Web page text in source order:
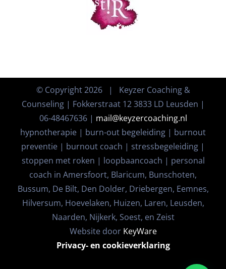
© Copyright2026 | Keyzer Coaching &
Counseling | Fokkerstraat 12 3833 LD Leusden |
06-48467636 | mail@keyzercoaching.nl
hypnotherapie | burn-out begeleiding | burnout
preventie | burnout coach | stressbegeleiding |
stoppen met roken | loopbaancoach | personal
coach in Amersfoort, Blaricum, Bunschoten,
Bussum, De Bilt, Den Dolder, Driebergen, Eemnes,
Hilversum, Hoevelaken, Huizen, Laren, Leusden,
Naarden, Nijkerk, Soest, en Zeist
Website door KeyWare
Privacy- en cookieverklaring